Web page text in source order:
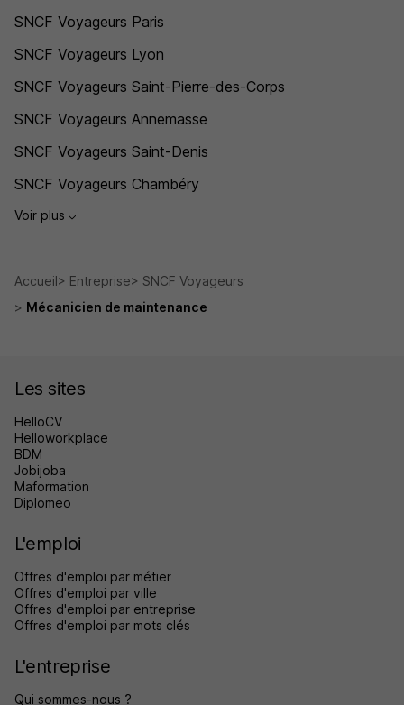
SNCF Voyageurs Paris
SNCF Voyageurs Lyon
SNCF Voyageurs Saint-Pierre-des-Corps
SNCF Voyageurs Annemasse
SNCF Voyageurs Saint-Denis
SNCF Voyageurs Chambéry
Voir plus
Accueil Entreprise
SNCF Voyageurs
Mécanicien de maintenance
Les sites
HelloCV
Helloworkplace
BDM
Jobijoba
Maformation
Diplomeo
L'emploi
Offres d'emploi par métier
Offres d'emploi par ville
Offres d'emploi par entreprise
Offres d'emploi par mots clés
L'entreprise
Qui sommes-nous ?